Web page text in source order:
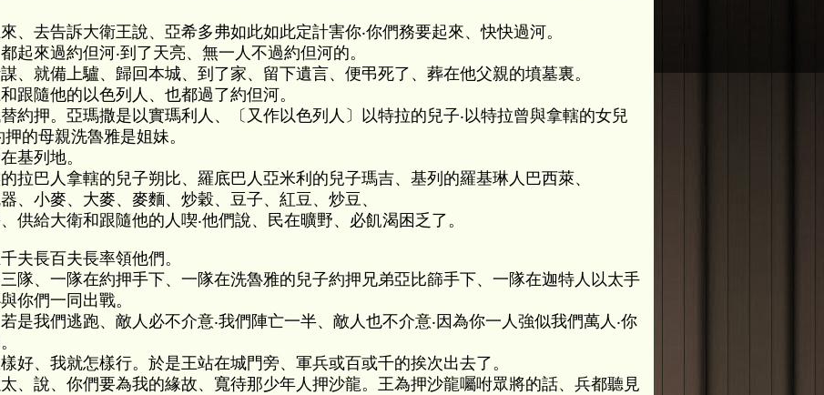
、去告訴大衛王說、亞希多弗如此如此定計害你‧你們務要起來、快快過河。
起來過約但河‧到了天亮、無一人不過約但河的。
、就備上驢、歸回本城、到了家、留下遺言、便弔死了、葬在他父親的墳墓裏。
跟隨他的以色列人、也都過了約但河。
約押。亞瑪撒是以實瑪利人、〔又作以色列人〕以特拉的兒子‧以特拉曾與拿轄的女兒
的母親洗魯雅是姐妹。
基列地。
拉巴人拿轄的兒子朔比、羅底巴人亞米利的兒子瑪吉、基列的羅基琳人巴西萊、
、小麥、大麥、麥麵、炒穀、豆子、紅豆、炒豆、
供給大衛和跟隨他的人喫‧他們說、民在曠野、必飢渴困乏了。
夫長百夫長率領他們。
隊、一隊在約押手下、一隊在洗魯雅的兒子約押兄弟亞比篩手下、一隊在迦特人以太手
你們一同出戰。
是我們逃跑、敵人必不介意‧我們陣亡一半、敵人也不介意‧因為你一人強似我們萬人‧你
好、我就怎樣行。於是王站在城門旁、軍兵或百或千的挨次出去了。
、說、你們要為我的緣故、寬待那少年人押沙龍。王為押沙龍囑咐眾將的話、兵都聽見